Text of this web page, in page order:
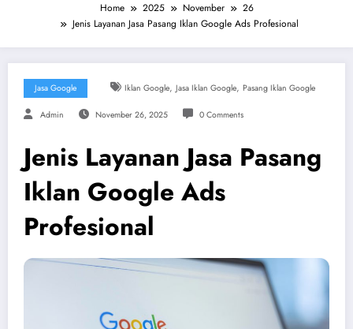
Home 2025 November
26
Jenis Layanan Jasa Pasang Iklan Google Ads Profesional
Jasa Google Iklan Google, Jasa Iklan Google, Pasang Iklan Google
Admin November 26, 2025 0 Comments
Jenis Layanan Jasa Pasang
Iklan Google Ads
Profesional